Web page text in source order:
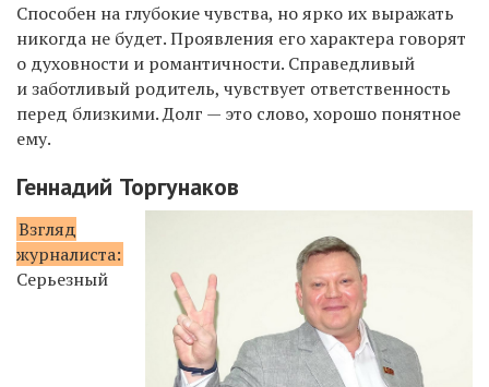
Способен на глубокие чувства, но ярко их выражать
никогда не будет. Проявления его характера говорят
о духовности и романтичности. Справедливый
и заботливый родитель, чувствует ответственность
перед близкими. Долг — это слово, хорошо понятное
ему.
Геннадий Торгунаков
Взгляд
журналиста:
Серьезный